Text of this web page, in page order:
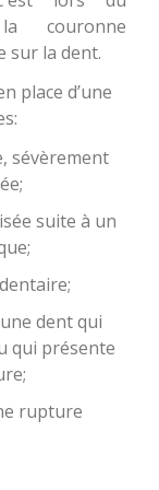
couronne
sur la dent.
place d’une
sévèrement
suite à un
dent qui
qui présente
rupture